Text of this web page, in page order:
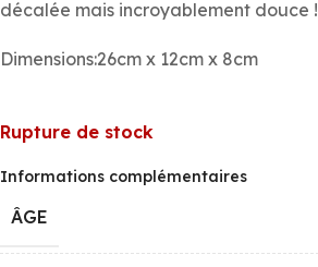
décalée mais incroyablement douce !
Dimensions:26cm x 12cm x 8cm
Rupture de stock
Informations complémentaires
ÂGE